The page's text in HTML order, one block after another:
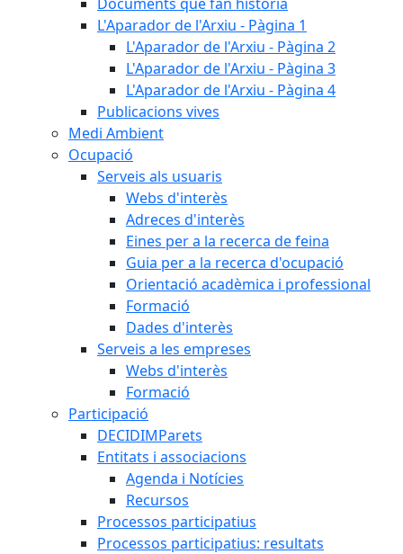
L'Aparador de l'Arxiu - Pàgina 1
L'Aparador de l'Arxiu - Pàgina 2
L'Aparador de l'Arxiu - Pàgina 3
L'Aparador de l'Arxiu - Pàgina 4
Publicacions vives
Medi Ambient
Ocupació
Serveis als usuaris
Webs d'interès
Adreces d'interès
Eines per a la recerca de feina
Guia per a la recerca d'ocupació
Orientació acadèmica i professional
Formació
Dades d'interès
Serveis a les empreses
Webs d'interès
Formació
Participació
DECIDIMParets
Entitats i associacions
Agenda i Notícies
Recursos
Processos participatius
Processos participatius: resultats